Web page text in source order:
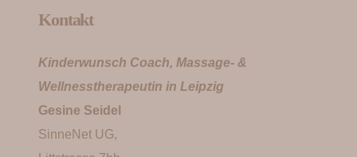
Kontakt
Kinderwunsch Coach, Massage- &
Wellnesstherapeutin in Leipzig
Gesine Seidel
SinneNet UG,